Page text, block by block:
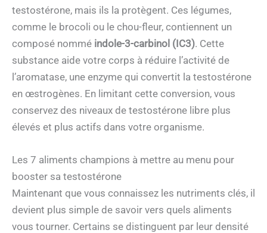
testostérone, mais ils la protègent. Ces légumes,
comme le brocoli ou le chou-fleur, contiennent un
composé nommé indole-3-carbinol (IC3). Cette
substance aide votre corps à réduire l’activité de
l’aromatase, une enzyme qui convertit la testostérone
en œstrogènes. En limitant cette conversion, vous
conservez des niveaux de testostérone libre plus
élevés et plus actifs dans votre organisme.
Les 7 aliments champions à mettre au menu pour
booster sa testostérone
Maintenant que vous connaissez les nutriments clés, il
devient plus simple de savoir vers quels aliments
vous tourner. Certains se distinguent par leur densité